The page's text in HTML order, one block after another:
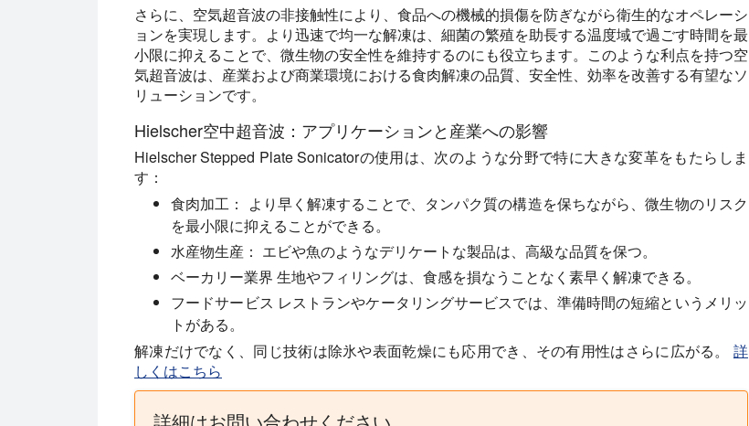
さらに、空気超音波の非接触性により、食品への機械的損傷を防ぎながら衛生的なオペレーシ
ョンを実現します。より迅速で均一な解凍は、細菌の繁殖を助長する温度域で過ごす時間を最
小限に抑えることで、微生物の安全性を維持するのにも役立ちます。このような利点を持つ空
気超音波は、産業および商業環境における食肉解凍の品質、安全性、効率を改善する有望なソ
リューションです。
Hielscher空中超音波：アプリケーションと産業への影響
Hielscher Stepped Plate Sonicatorの使用は、次のような分野で特に大きな変革をもたらしま
す：
食肉加工：
より早く解凍することで、タンパク質の構造を保ちながら、微生物のリスク
を最小限に抑えることができる。
水産物生産： エビや魚のようなデリケートな製品は、高級な品質を保つ。
ベーカリー業界 生地やフィリングは、食感を損なうことなく素早く解凍できる。
フードサービス レストランやケータリングサービスでは、準備時間の短縮というメリッ
トがある。
解凍だけでなく、同じ技術は除氷や表面乾燥にも応用でき、その有用性はさらに広がる。 詳
しくはこちら